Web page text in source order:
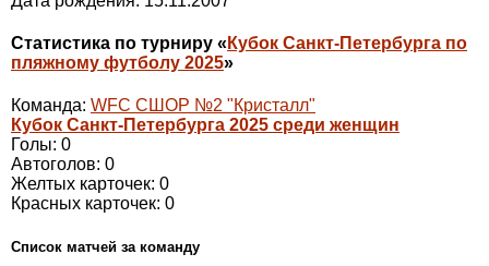
Статистика по турниру « Кубок Санкт-Петербурга по
пляжному футболу 2025»
Команда: WFC СШОР №2 "Кристалл"
Кубок Санкт-Петербурга 2025 среди женщин
Голы: 0
Автоголов: 0
Желтых карточек: 0
Красных карточек: 0
Cписок матчей за команду